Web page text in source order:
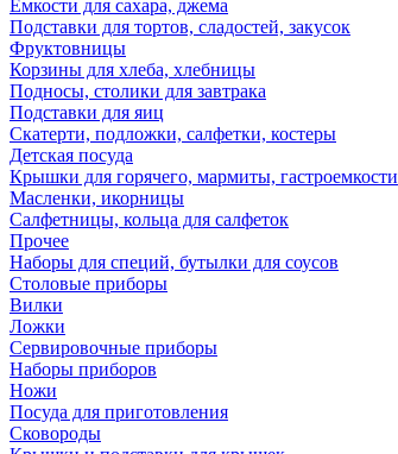
Емкости для сахара, джема
Подставки для тортов, сладостей, закусок
Фруктовницы
Корзины для хлеба, хлебницы
Подносы, столики для завтрака
Подставки для яиц
Скатерти, подложки, салфетки, костеры
Детская посуда
Крышки для горячего, мармиты, гастроемкости
Масленки, икорницы
Салфетницы, кольца для салфеток
Прочее
Наборы для специй, бутылки для соусов
Столовые приборы
Вилки
Ложки
Сервировочные приборы
Наборы приборов
Ножи
Посуда для приготовления
Сковороды